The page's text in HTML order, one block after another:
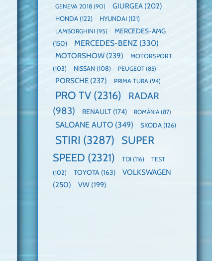
GENEVA 2018 (90) GIURGEA (202)
HONDA (122) HYUNDAI (121)
LAMBORGHINI (95)
MERCEDES-AMG
(150)
MERCEDES-BENZ (330)
MOTORSHOW (239)
MOTORSPORT
(103)
NISSAN (108) PEUGEOT(85)
PORSCHE (237) PRIMA TURA (94)
PRO TV (2316)
RADAR
(983)
RENAULT (174) ROMÂNIA(87)
SALOANE AUTO (349) SKODA (126)
STIRI (3287)
SUPER
SPEED (2321) TDI (116)
TEST
(102)
TOYOTA (163)
VOLKSWAGEN
(250)
VW (199)